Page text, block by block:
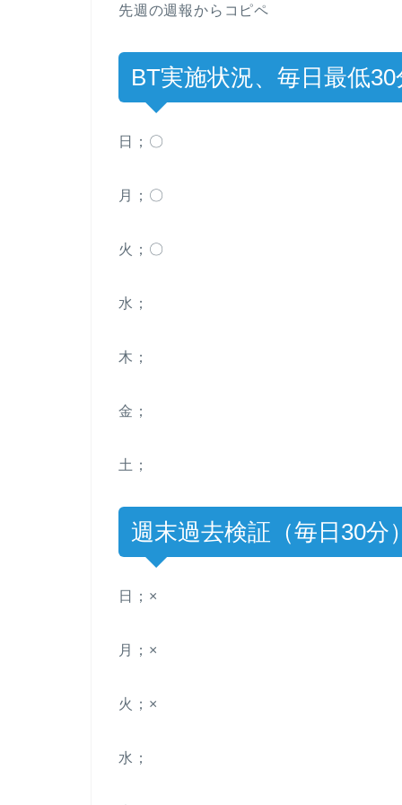
先週の週報からコピペ
BT実施状況、毎日最低30
日；〇
月；〇
火；〇
水；
木；
金；
土；
週末過去検証（毎日30分
日；×
月；×
火；×
水；